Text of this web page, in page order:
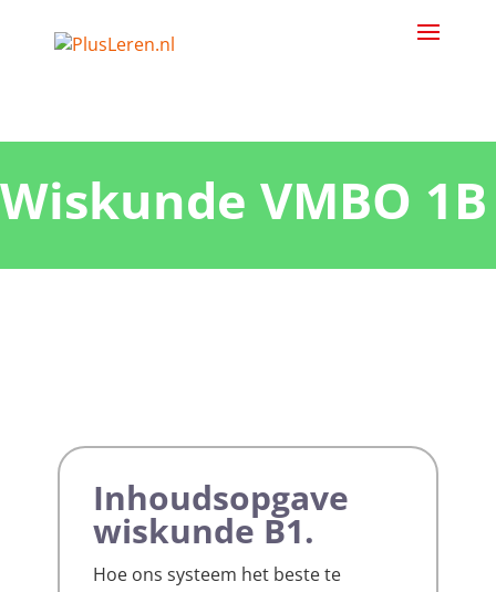
Wiskunde VMBO 1B
Inhoudsopgave
wiskunde B1.
Hoe ons systeem het beste te